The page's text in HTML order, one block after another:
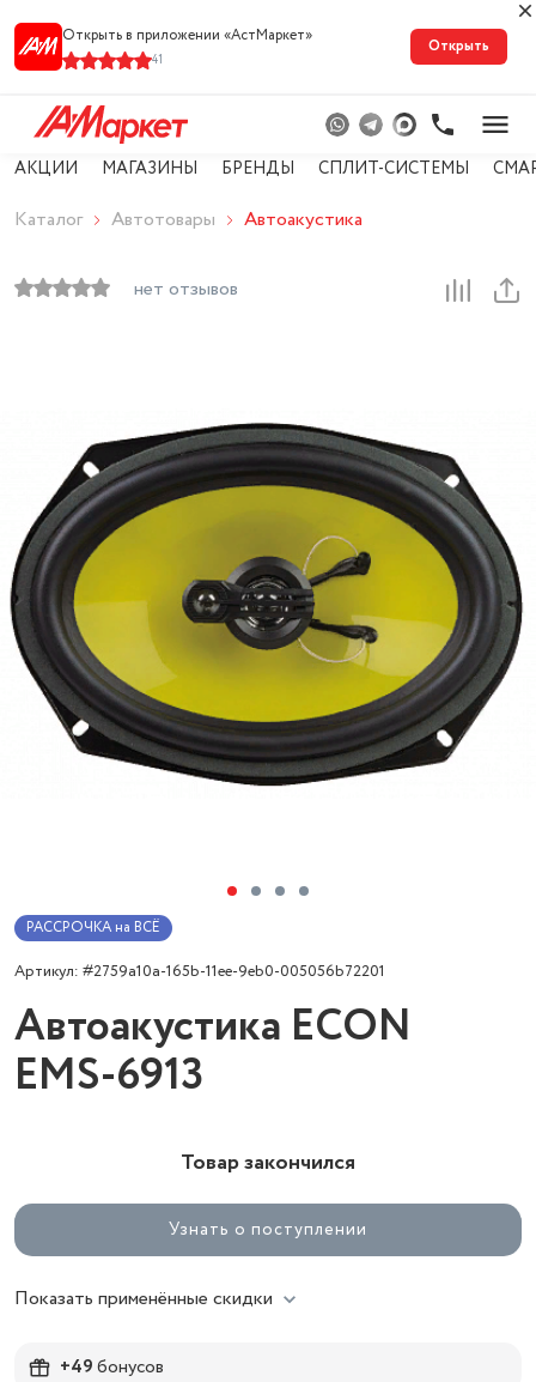
Открыть в приложении «АстМарке‪т‬»
41
Открыть
АКЦИИ МАГАЗИНЫ БРЕНДЫ СПЛИТ-СИСТЕМЫ
Каталог Автотовары Автоакустика
нет отзывов
РАССРОЧКА на ВСЁ
Артикул: #2759a10a-165b-11ee-9eb0-005056b72201
Автоакустика ECON
EMS-6913
Товар закончился
Узнать о поступлении
Показать применённые скидки
+49бонусов